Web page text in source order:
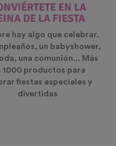
EN LA
DE LA FIESTA
hay algo que celebrar.
un babyshower,
una comunión... Más
1000 productos para
fiestas especiales y
divertidas